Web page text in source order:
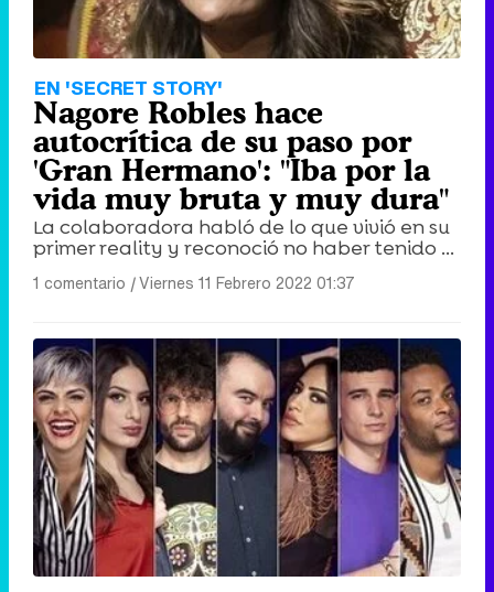
EN 'SECRET STORY'
Nagore Robles hace
autocrítica de su paso por
'Gran Hermano': "Iba por la
vida muy bruta y muy dura"
La colaboradora habló de lo que vivió en su
primer reality y reconoció no haber tenido ...
1 comentario |Viernes 11 Febrero 2022 01:37